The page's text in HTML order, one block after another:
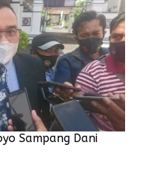
Sampang Dani